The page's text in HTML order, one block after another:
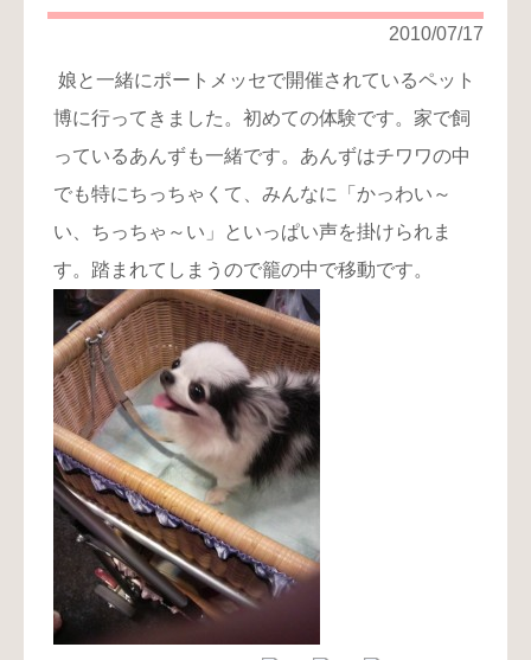
2010/07/17
娘と一緒にポートメッセで開催されているペット
博に行ってきました。初めての体験です。家で飼
っているあんずも一緒です。あんずはチワワの中
でも特にちっちゃくて、みんなに「かっわい～
い、ちっちゃ～い」といっぱい声を掛けられま
す。踏まれてしまうので籠の中で移動です。